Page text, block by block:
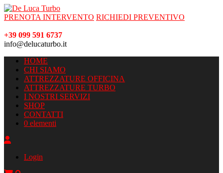
PRENOTA INTERVENTO RICHIEDI PREVENTIVO
+39 099 591 6737
info@delucaturbo.it
HOME
CHI SIAMO
ATTREZZATURE OFFICINA
ATTREZZATURE TURBO
I NOSTRI SERVIZI
SHOP
CONTATTI
0 elementi
Login